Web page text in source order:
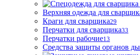
Верхняя одежда для
Краги для сварщика29
Перчатки для сварщика33
Перчатки рабочие13
Средства защиты органов